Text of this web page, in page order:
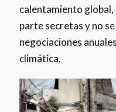
calentamiento global,
parte secretas y no
negociaciones
climática.